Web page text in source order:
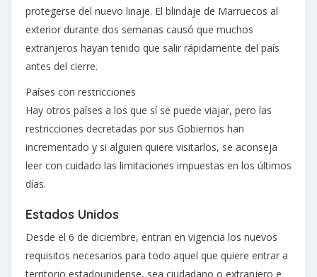
protegerse del nuevo linaje. El blindaje de Marruecos al
exterior durante dos semanas causó que muchos
extranjeros hayan tenido que salir rápidamente del país
antes del cierre.
Países con restricciones
Hay otros países a los que sí se puede viajar, pero las
restricciones decretadas por sus Gobiernos han
incrementado y si alguien quiere visitarlos, se aconseja
leer con cuidado las limitaciones impuestas en los últimos
días.
Estados Unidos
Desde el 6 de diciembre, entran en vigencia los nuevos
requisitos necesarios para todo aquel que quiere entrar a
territorio estadounidense, sea ciudadano o extranjero e